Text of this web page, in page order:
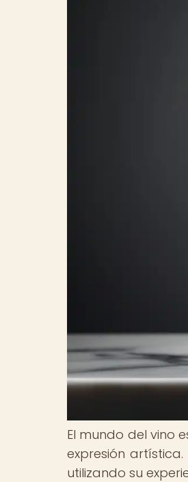
El mundo del vino
expresión
utilizando su